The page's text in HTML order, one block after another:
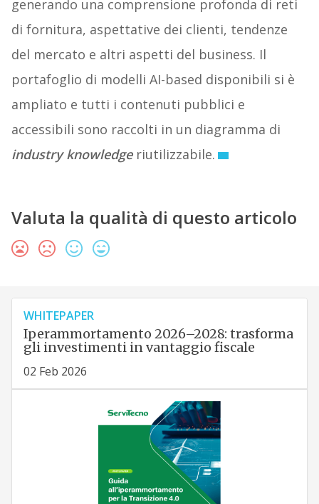
generando una comprensione profonda di reti
di fornitura, aspettative dei clienti, tendenze
del mercato e altri aspetti del business. Il
portafoglio di modelli AI-based disponibili si è
ampliato e tutti i contenuti pubblici e
accessibili sono raccolti in un diagramma di
industry knowledgeriutilizzabile.
Valuta la qualità di questo articolo
WHITEPAPER
Iperammortamento 2026–2028: trasforma
gli investimenti in vantaggio fiscale
02 Feb 2026